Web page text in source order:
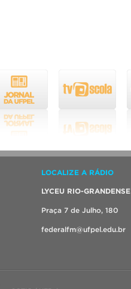
LOCALIZE A RÁDIO
LYCEU RIO-GRANDENSE
Praça 7 de Julho, 180
federalfm@ufpel.edu.br